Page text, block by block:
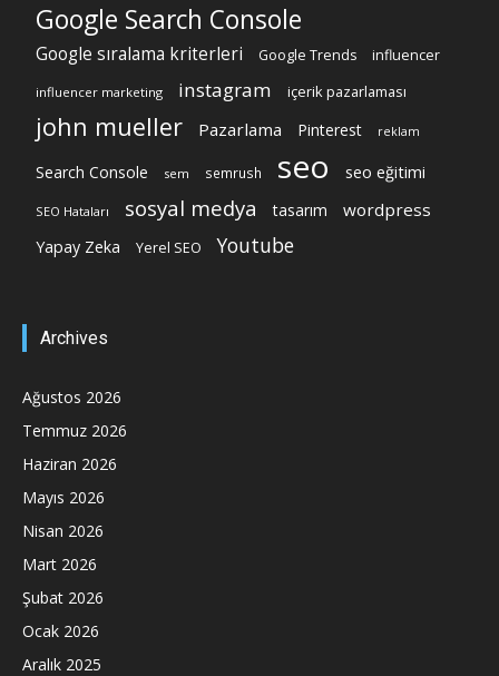
Google Search Console
Google sıralama kriterleri Google Trends influencer
influencer marketing instagram içerik pazarlaması
john mueller Pazarlama Pinterest reklam
Search Console sem semrush seo seo eğitimi
SEO Hataları sosyal medya tasarım wordpress
Yapay Zeka Yerel SEO Youtube
Archives
Ağustos 2026
Temmuz 2026
Haziran 2026
Mayıs 2026
Nisan 2026
Mart 2026
Şubat 2026
Ocak 2026
Aralık 2025